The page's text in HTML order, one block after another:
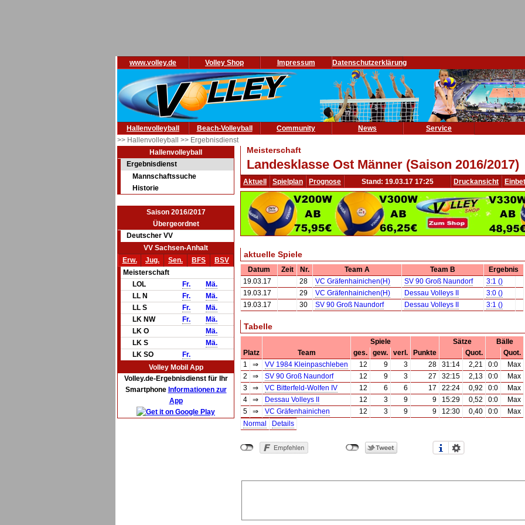
www.volley.de Volley Shop Impressum Datenschutzerklärung
Hallenvolleyball Beach-Volleyball Community News
Service
>> Hallenvolleyball >> Ergebnisdienst
Hallenvolleyball
Ergebnisdienst
Mannschaftssuche
Historie
Saison 2016/2017
Übergeordnet
Deutscher VV
VV Sachsen-Anhalt
Erw.
Jug. Sen. BFS
BSV
Meisterschaft
LOL
Fr.
Mä.
LL N
Fr.
Mä.
LL S
Fr.
Mä.
LK NW
Fr.
Mä.
LK O
Mä.
LK S
Mä.
LK SO
Fr.
Volley Mobil App
Volley.de-Ergebnisdienst für Ihr
Smartphone Informationen zur
App
Meisterschaft
Landesklasse Ost Männer (Saison 2016/2017)
Aktuell Spielplan Prognose Stand: 19.03.17 17:25 Druckansicht
aktuelle Spiele
Datum Zeit Nr. Team A Team B
Ergebnis
19.03.17
28 VC Gräfenhainichen(H) SV 90 Groß Naundorf
3:1 ()
19.03.17
29 VC Gräfenhainichen(H) Dessau Volleys II
3:0 ()
19.03.17
30 SV 90 Groß Naundorf Dessau Volleys II 3:1 ()
Tabelle
Spiele Sätze
Bälle
Platz
Team ges. gew. verl. Punkte Quot.
Quot.
1
⇒ VV 1984 Kleinpaschleben 12 9 3 28 31:14 2,21 0:0
Max
2
⇒ SV 90 Groß Naundorf 12 9 3 27 32:15 2,13 0:0
Max
3
⇒ VC Bitterfeld-Wolfen IV 12 6 6 17 22:24 0,92 0:0
Max
4
⇒ Dessau Volleys II 12 3 9 9 15:29 0,52 0:0
Max
5
⇒ VC Gräfenhainichen 12 3 9 9 12:30 0,40 0:0
Max
Normal
Details